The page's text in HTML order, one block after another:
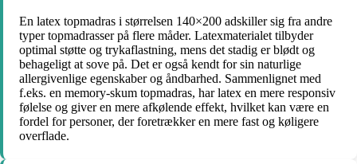
En latex topmadras i størrelsen 140×200 adskiller sig fra andre
typer topmadrasser på flere måder. Latexmaterialet tilbyder
optimal støtte og trykaflastning, mens det stadig er blødt og
behageligt at sove på. Det er også kendt for sin naturlige
allergivenlige egenskaber og åndbarhed. Sammenlignet med
f.eks. en memory-skum topmadras, har latex en mere responsiv
følelse og giver en mere afkølende effekt, hvilket kan være en
fordel for personer, der foretrækker en mere fast og køligere
overflade.